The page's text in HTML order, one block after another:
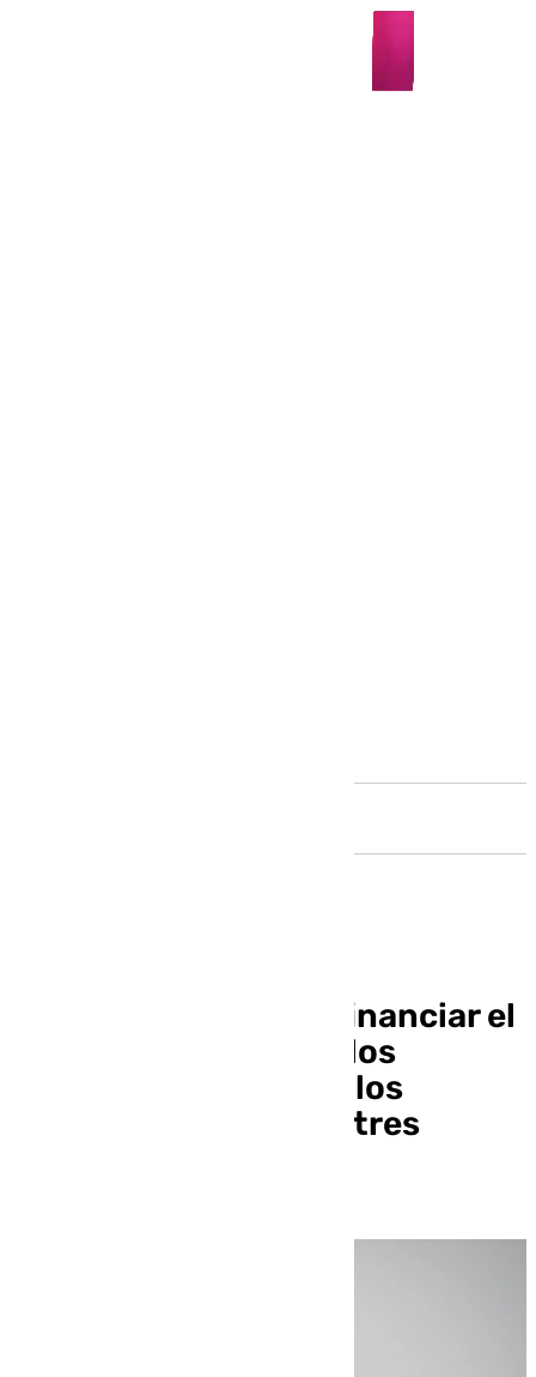
El Gobierno estudia financiar el
gasto de autobús de los
colegios para llevar a los
alumnos al cine cada tres